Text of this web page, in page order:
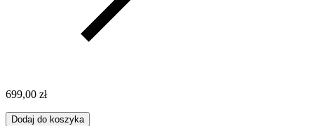
699,00 zł
Dodaj do koszyka